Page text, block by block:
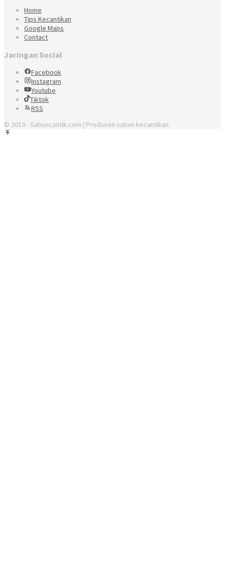
Home
Tips Kecantikan
Google Maps
Contact
Jaringan Social
Facebook
Instagram
Youtube
Tiktok
RSS
© 2019 - Sabuncantik.com | Produsen sabun kecantikan